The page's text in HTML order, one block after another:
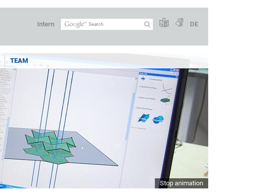
Intern DE
TEAM
Stop animation